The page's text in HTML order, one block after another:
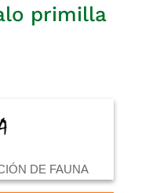
primilla
DE FAUNA